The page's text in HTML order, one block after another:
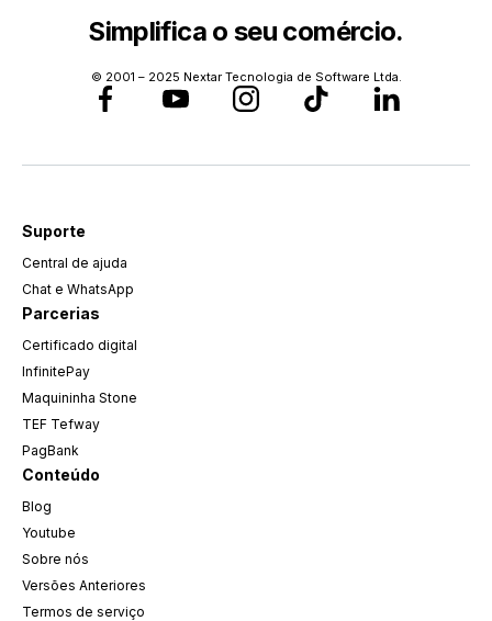
Simplifica o seu comércio.
© 2001 – 2025 Nextar Tecnologia de Software Ltda.
Suporte
Central de ajuda
Chat e WhatsApp
Parcerias
Certificado digital
InfinitePay
Maquininha Stone
TEF Tefway
PagBank
Conteúdo
Blog
Youtube
Sobre nós
Versões Anteriores
Termos de serviço